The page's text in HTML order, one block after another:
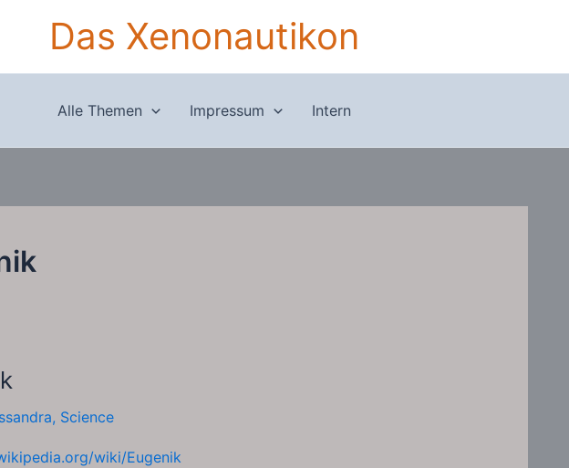
Das Xenonautikon
Alle Themen Impressum Intern
, Science
wiki/Eugenik